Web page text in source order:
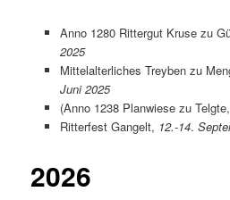
Anno 1280 Rittergut Kruse zu
2025
Mittelalterliches Treyben zu
Juni 2025
(Anno 1238 Planwiese zu Telgte,
Ritterfest Gangelt, 12.-14.
2026